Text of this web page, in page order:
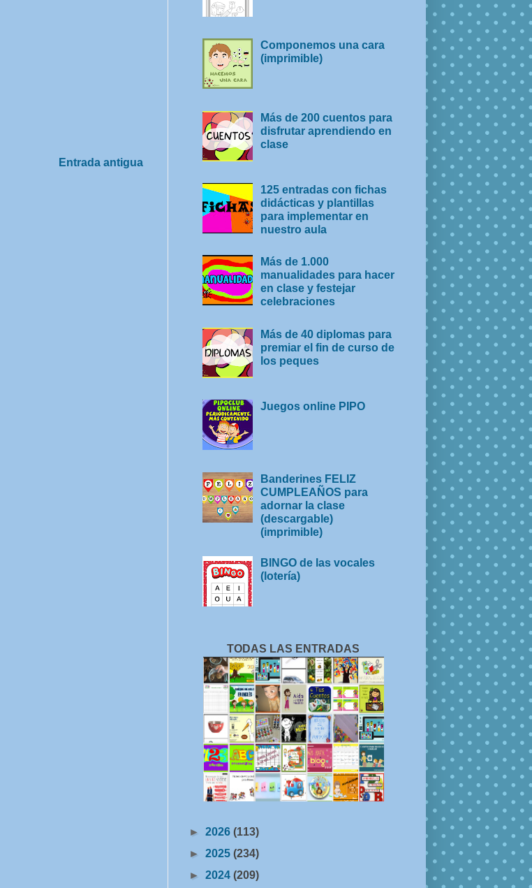
Entrada antigua
Componemos una cara
(imprimible)
Más de 200 cuentos para
disfrutar aprendiendo en
clase
125 entradas con fichas
didácticas y plantillas
para implementar en
nuestro aula
Más de 1.000
manualidades para hacer
en clase y festejar
celebraciones
Más de 40 diplomas para
premiar el fin de curso de
los peques
Juegos online PIPO
Banderines FELIZ
CUMPLEAÑOS para
adornar la clase
(descargable)
(imprimible)
BINGO de las vocales
(lotería)
TODAS LAS ENTRADAS
► 2026 (113)
► 2025 (234)
► 2024 (209)